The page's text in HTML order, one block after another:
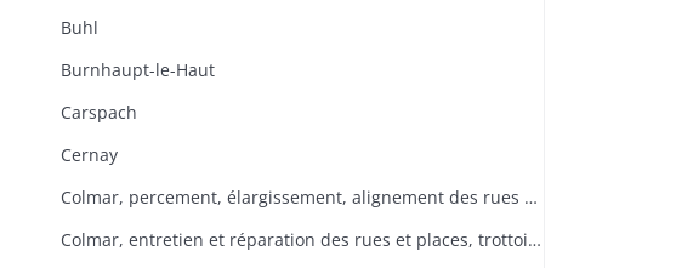
Buhl
Burnhaupt-le-Haut
Carspach
Cernay
Colmar, percement, élargissement, alignement des rues et places
Colmar, entretien et réparation des rues et places, trottoirs, rigoles, pavage, enlèvement des immondices